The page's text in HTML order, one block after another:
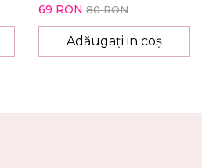
69 RON 80 RON
Adăugați in coș